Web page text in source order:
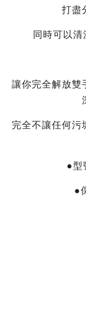
打盡
同時可以
讓你完全解放雙
完全不讓任何污
●型
●